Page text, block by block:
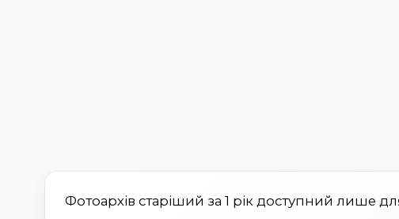
Фотоархів старіший за 1 рік доступний лише